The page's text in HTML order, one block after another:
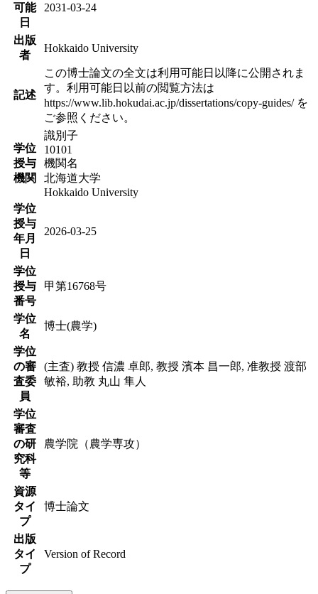
可能
日
2031-03-24
出版
者
Hokkaido University
記述
この博士論文の全文は利用可能日以降に公開されま
す。利用可能日以前の閲覧方法は
https://www.lib.hokudai.ac.jp/dissertations/copy-guides/ を
ご参照ください。
学位
授与
機関
識別子
10101
機関名
北海道大学
Hokkaido University
学位
授与
年月
日
2026-03-25
学位
授与
番号
甲第16768号
学位
名
博士(農学)
学位
の審
査委
員
(主査) 教授 信濃 卓郎, 教授 濱本 昌一郎, 准教授 渡部
敏裕, 助教 丸山 隼人
学位
審査
の研
究科
等
農学院（農学専攻）
資源
タイ
プ
博士論文
出版
タイ
プ
Version of Record